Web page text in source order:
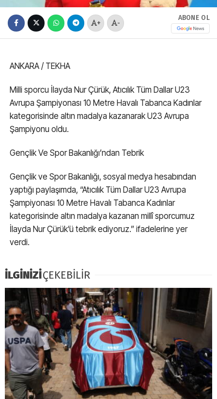
+ -
ABONE OL
ANKARA / TEKHA
Milli sporcu İlayda Nur Çürük, Atıcılık Tüm Dallar U23
Avrupa Şampiyonası 10 Metre Havalı Tabanca Kadınlar
kategorisinde altın madalya kazanarak U23 Avrupa
Şampiyonu oldu.
Gençlik Ve Spor Bakanlığı’ndan Tebrik
Gençlik ve Spor Bakanlığı, sosyal medya hesabından
yaptığı paylaşımda, “Atıcılık Tüm Dallar U23 Avrupa
Şampiyonası 10 Metre Havalı Tabanca Kadınlar
kategorisinde altın madalya kazanan millî sporcumuz
İlayda Nur Çürük’ü tebrik ediyoruz.” ifadelerine yer
verdi.
İLGİNİZİÇEKEBİLİR